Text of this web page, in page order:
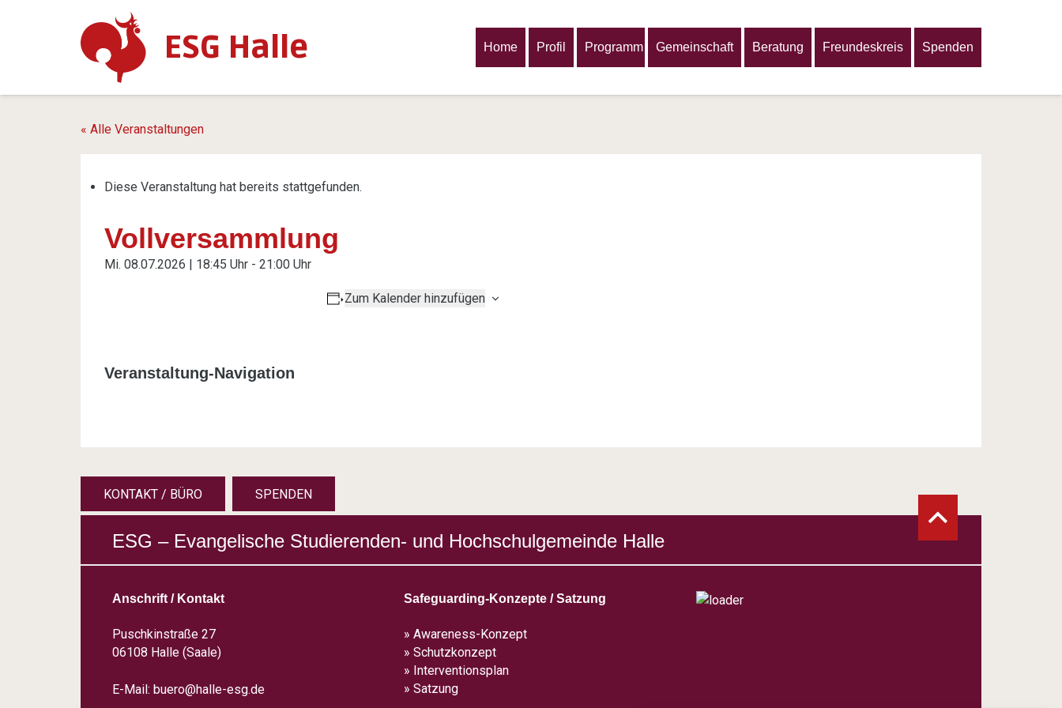
ESG Halle Home Profil Programm Gemeinschaft Beratung Freundeskreis Spenden
« Alle Veranstaltungen
Diese Veranstaltung hat bereits stattgefunden.
Vollversammlung
Mi. 08.07.2026 | 18:45 Uhr - 21:00 Uhr
Zum Kalender hinzufügen
Veranstaltung-Navigation
KONTAKT / BÜRO SPENDEN
ESG – Evangelische Studierenden- und Hochschulgemeinde Halle
Anschrift / Kontakt
Puschkinstraße 27
06108 Halle (Saale)
E-Mail: buero@halle-esg.de
Safeguarding-Konzepte / Satzung
» Awareness-Konzept
» Schutzkonzept
» Interventionsplan
» Satzung